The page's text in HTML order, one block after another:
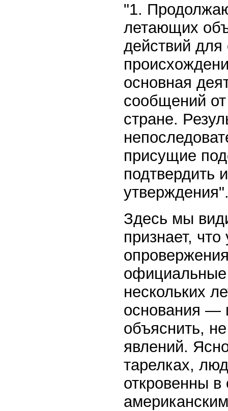
"1.
летающих
действий
основная
сообщений
стране.
присущие
подтвердить
Здесь мы
признает,
официальные
нескольких
основания —
объяснить,
явлений.
тарелках,
откровенны